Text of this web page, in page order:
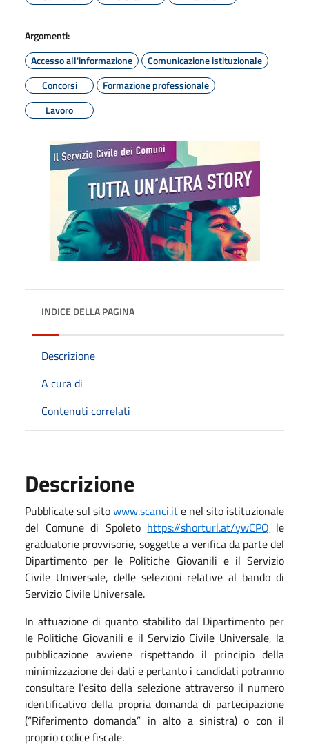
Argomenti:
Accesso all'informazione
Comunicazione istituzionale
Concorsi
Formazione professionale
Lavoro
INDICE DELLA PAGINA
Descrizione
A cura di
Contenuti correlati
Descrizione
Pubblicate sul sitowww.scanci.ite nel sito istituzionale
del Comune di Spoleto https://shorturl.at/ywCPQ le
graduatorie provvisorie, soggette a verifica da parte del
Dipartimento per le Politiche Giovanili e il Servizio
Civile Universale, delle selezioni relative al bando di
Servizio Civile Universale.
In attuazione di quanto stabilito dal Dipartimento per
le Politiche Giovanili e il Servizio Civile Universale, la
pubblicazione avviene rispettando il principio della
minimizzazione dei dati e pertanto i candidati potranno
consultare l’esito della selezione attraverso il numero
identificativo della propria domanda di partecipazione
(“Riferimento domanda” in alto a sinistra) o con il
proprio codice fiscale.